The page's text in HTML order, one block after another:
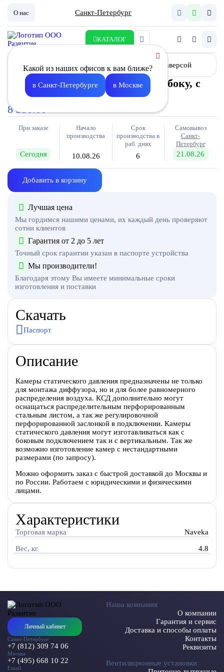
О нас Санкт-Петербург
КАТАЛОГ
Какой из наших офисов к вам ближе?
в Санкт-Петербурге в Москве
Камера для DV-1 600х600 d250 сбоку, с
траверсой
8 330.00
При заказе
Сегодня
Начало
производства
10.08.26
Срок
производства в
раб. днях
6
Самовывоз
Санкт-
Петербург
21.08.26
Добавить в корзину
Лучшая цена
Мы гордимся нашими ценами, их каждый день проверяют
сотни клиентов
Гарантия от 2 до 5 лет
Точный срок гарантии указан в паспорте устройства
Мы производители!
Благодаря этому Вы имеете минимальные сроки
изготовления и поставки
Скачать
Паспорт
Описание
Камеры статического давления предназначены не только
для монтажа диффузора, но и для более равномерного
распределения воздуха. КСД дополнительно могут
оснащаться распределительным перфорированным
стальным листом, а так же регулировочной
перфорированной заслонкой в подключении. Камеры
статического давления могут изготавливаться как с
боковым подключением так и с вертикальным. Так же
возможно изготовление камер с нестандартными
размерами (по запросу).
Можно оформить заказ с быстрой доставкой до Москвы и
по России. Работаем с юридическими и физическими
лицами.
Характеристики
Торговая марка Naveka
Вес, кг 4.8
Личный кабинет
Санкт-Петербург
+7 (812) 309 74 06
Москва
+7 (495) 668 10 22
Email
Наша компания
О компании
Гарантия и сервис
Доставка и способы оплаты
Контакты
Реквизиты
Вентиляционные установки